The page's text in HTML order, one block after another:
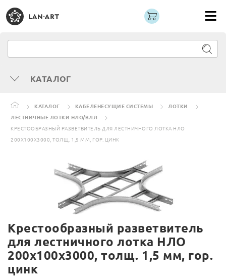
КАТАЛОГ
КАТАЛОГ КАБЕЛЕНЕСУЩИЕ СИСТЕМЫ
ЛОТКИ
ЛЕСТНИЧНЫЕ ЛОТКИ НЛО/ВЛЛ
КРЕСТООБРАЗНЫЙ РАЗВЕТВИТЕЛЬ ДЛЯ ЛЕСТНИЧНОГО ЛОТКА НЛО
200Х100Х3000, ТОЛЩ. 1,5 ММ, ГОР. ЦИНК
Крестообразный разветвитель
для лестничного лотка НЛО
200х100х3000, толщ. 1,5 мм, гор.
цинк